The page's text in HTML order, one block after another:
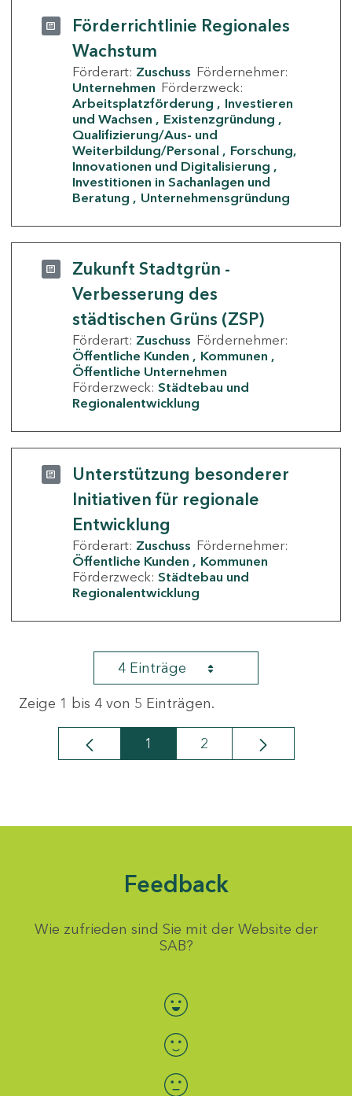
Förderrichtlinie Regionales
Wachstum
Förderart: Zuschuss Fördernehmer:
Unternehmen Förderzweck:
Arbeitsplatzförderung
Investieren
und Wachsen
Existenzgründung
Qualifizierung/Aus- und
Weiterbildung/Personal
Forschung,
Innovationen und Digitalisierung
Investitionen in Sachanlagen und
Beratung
Unternehmensgründung
Zukunft Stadtgrün -
Verbesserung des
städtischen Grüns (ZSP)
Förderart: Zuschuss Fördernehmer:
Öffentliche Kunden
Kommunen
Öffentliche Unternehmen
Förderzweck: Städtebau und
Regionalentwicklung
Unterstützung besonderer
Initiativen für regionale
Entwicklung
Förderart: Zuschuss Fördernehmer:
Öffentliche Kunden
Kommunen
Förderzweck: Städtebau und
Regionalentwicklung
4 Einträge
Zeige 1 bis 4 von 5 Einträgen.
Seite
1 Seite
2
Feedback
Wie zufrieden sind Sie mit der Website der
SAB?
Bewertung auswählen